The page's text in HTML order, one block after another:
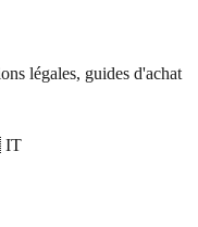
légales, guides d'achat